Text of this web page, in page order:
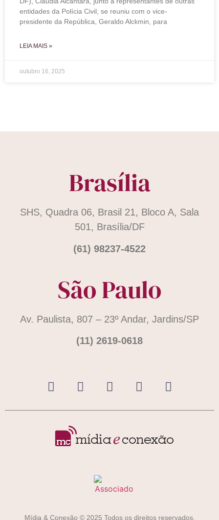
entidades da Polícia Civil, se reuniu com o vice-
presidente da República, Geraldo Alckmin, para
LEIA MAIS »
outubro 16, 2025
Brasília
SHS, Quadra 06, Brasil 21, Bloco A, Sala
501, Brasília/DF
(61) 98237-4522
São Paulo
Av. Paulista, 807 – 23º Andar, Jardins/SP
(11) 2619-0618
Mídia & Conexão © 2025 Todos os direitos reservados.